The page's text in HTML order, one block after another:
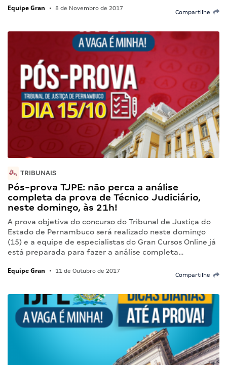
Equipe Gran • 8 de Novembro de 2017
Compartilhe
TRIBUNAIS
Pós-prova TJPE: não perca a análise
completa da prova de Técnico Judiciário,
neste domingo, às 21h!
A prova objetiva do concurso do Tribunal de Justiça do
Estado de Pernambuco será realizado neste domingo
(15) e a equipe de especialistas do Gran Cursos Online já
está preparada para fazer a análise completa…
Equipe Gran • 11 de Outubro de 2017
Compartilhe